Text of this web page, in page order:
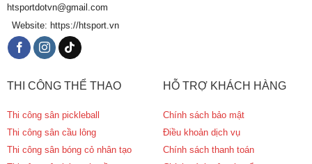
htsportdotvn@gmail.com
Website: https://htsport.vn
THI CÔNG THỂ THAO
Thi công sân pickleball
Thi công sân cầu lông
Thi công sân bóng cỏ nhân tạo
HỖ TRỢ KHÁCH HÀNG
Chính sách bảo mật
Điều khoản dịch vụ
Chính sách thanh toán